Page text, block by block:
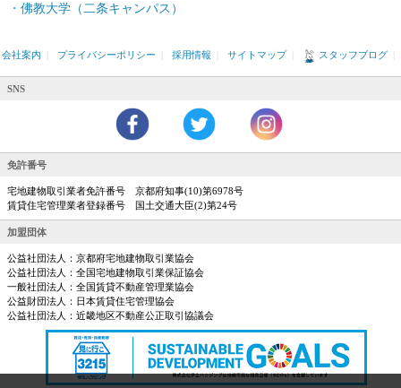
佛教大学（二条キャンパス）
会社案内 プライバシーポリシー 採用情報 サイトマップ スタッフブログ
SNS
免許番号
宅地建物取引業者免許番号 京都府知事(10)第6978号
賃貸住宅管理業者登録番号 国土交通大臣(2)第24号
加盟団体
公益社団法人：京都府宅地建物取引業協会
公益社団法人：全国宅地建物取引業保証協会
一般社団法人：全国賃貸不動産管理業協会
公益財団法人：日本賃貸住宅管理協会
公益社団法人：近畿地区不動産公正取引協議会